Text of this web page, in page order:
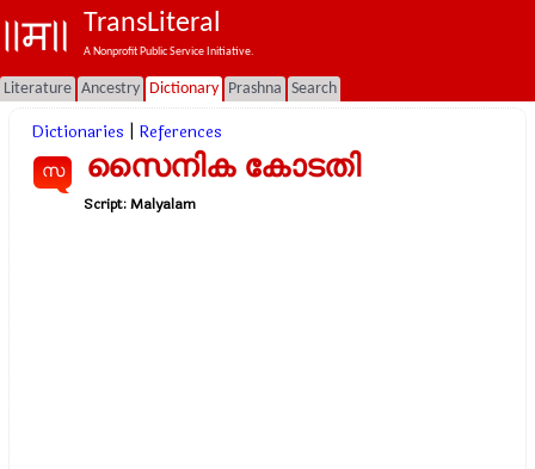
TransLiteral
A Nonprofit Public Service Initiative.
Literature Ancestry Dictionary Prashna Search
Dictionaries References
സ സൈനിക കോടതി
Script:Malyalam